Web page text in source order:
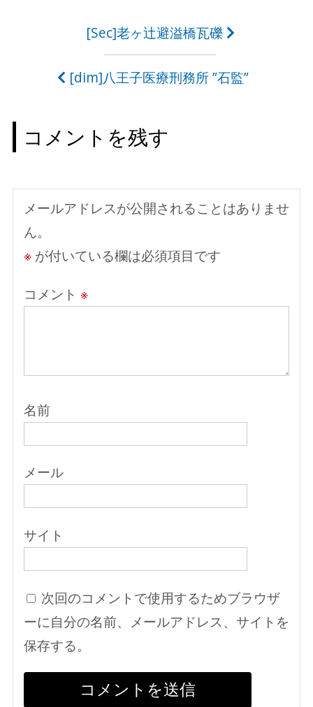
ビ
ゲ
シ
ョ
ン
[Sec]老ヶ辻避溢橋瓦礫
[dim]八王子医療刑務所 ”石監”
コメントを残す
メールアドレスが公開されることはありませ
ん。
※が付いている欄は必須項目です
コメント ※
名前
メール
サイト
次回のコメントで使用するためブラウザ
ーに自分の名前、メールアドレス、サイトを
保存する。